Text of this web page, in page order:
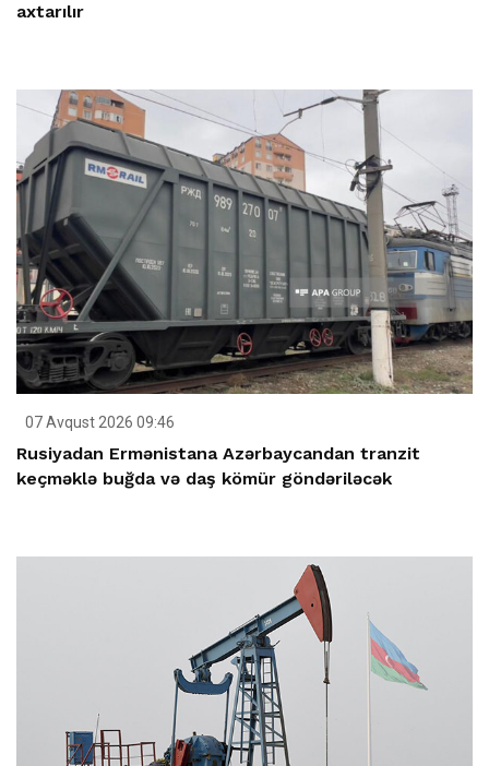
axtarılır
07 Avqust 2026 09:46
Rusiyadan Ermənistana Azərbaycandan tranzit
keçməklə buğda və daş kömür göndəriləcək